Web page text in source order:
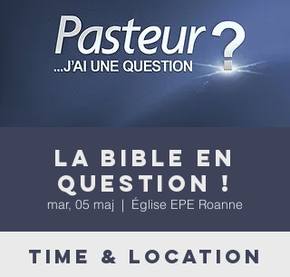
La bible en
question !
mar, 05 maj
  |
Église EPE Roanne
Time & Location